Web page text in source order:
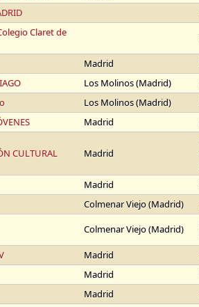
Claret de
Madrid
Los Molinos (Madrid)
Los Molinos (Madrid)
Madrid
CULTURAL Madrid
Madrid
Colmenar Viejo (Madrid)
Colmenar Viejo (Madrid)
Madrid
Madrid
Madrid